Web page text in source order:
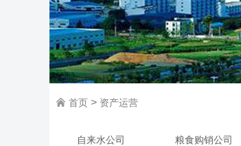
首页 > 资产运营
自来水公司 粮食购销公司